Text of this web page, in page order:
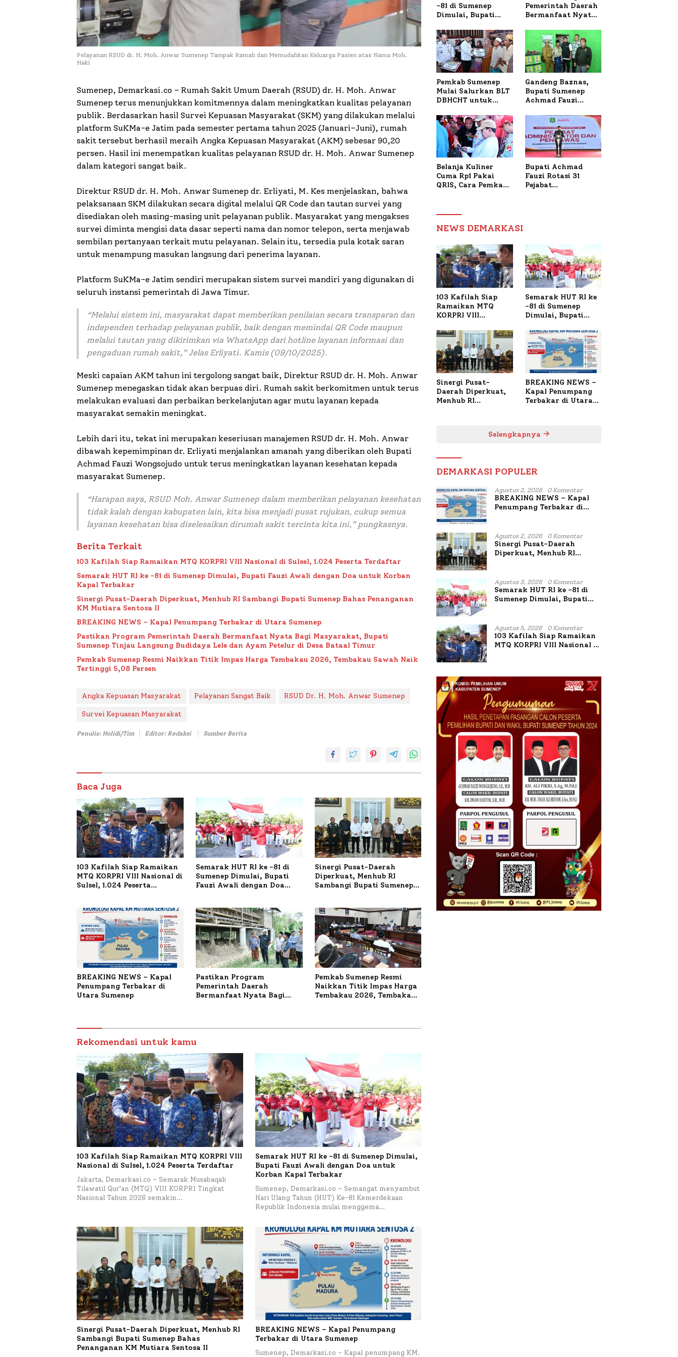
Pelayanan RSUD dr. H. Moh. Anwar Sumenep Tampak Ramah dan Memudahkan Keluarga Pasien atas Nama Moh.
Haki
Sumenep, Demarkasi.co – Rumah Sakit Umum Daerah (RSUD) dr. H. Moh. Anwar
Sumenep terus menunjukkan komitmennya dalam meningkatkan kualitas pelayanan
publik. Berdasarkan hasil Survei Kepuasan Masyarakat (SKM) yang dilakukan melalui
platform SuKMa-e Jatim pada semester pertama tahun 2025 (Januari–Juni), rumah
sakit tersebut berhasil meraih Angka Kepuasan Masyarakat (AKM) sebesar 90,20
persen. Hasil ini menempatkan kualitas pelayanan RSUD dr. H. Moh. Anwar Sumenep
dalam kategori sangat baik.
Direktur RSUD dr. H. Moh. Anwar Sumenep dr. Erliyati, M. Kes menjelaskan, bahwa
pelaksanaan SKM dilakukan secara digital melalui QR Code dan tautan survei yang
disediakan oleh masing-masing unit pelayanan publik. Masyarakat yang mengakses
survei diminta mengisi data dasar seperti nama dan nomor telepon, serta menjawab
sembilan pertanyaan terkait mutu pelayanan. Selain itu, tersedia pula kotak saran
untuk menampung masukan langsung dari penerima layanan.
Platform SuKMa-e Jatim sendiri merupakan sistem survei mandiri yang digunakan di
seluruh instansi pemerintah di Jawa Timur.
“Melalui sistem ini, masyarakat dapat memberikan penilaian secara transparan dan
independen terhadap pelayanan publik, baik dengan memindai QR Code maupun
melalui tautan yang dikirimkan via WhatsApp dari hotline layanan informasi dan
pengaduan rumah sakit,” Jelas Erliyati. Kamis (09/10/2025).
Meski capaian AKM tahun ini tergolong sangat baik, Direktur RSUD dr. H. Moh. Anwar
Sumenep menegaskan tidak akan berpuas diri. Rumah sakit berkomitmen untuk terus
melakukan evaluasi dan perbaikan berkelanjutan agar mutu layanan kepada
masyarakat semakin meningkat.
Lebih dari itu, tekat ini merupakan keseriusan manajemen RSUD dr. H. Moh. Anwar
dibawah kepemimpinan dr. Erliyati menjalankan amanah yang diberikan oleh Bupati
Achmad Fauzi Wongsojudo untuk terus meningkatkan layanan kesehatan kepada
masyarakat Sumenep.
“Harapan saya, RSUD Moh. Anwar Sumenep dalam memberikan pelayanan kesehatan
tidak kalah dengan kabupaten lain, kita bisa menjadi pusat rujukan, cukup semua
layanan kesehatan bisa diselesaikan dirumah sakit tercinta kita ini, ” pungkasnya.
Berita Terkait
103 Kafilah Siap Ramaikan MTQ KORPRI VIII Nasional di Sulsel, 1.024 Peserta Terdaftar
Semarak HUT RI ke -81 di Sumenep Dimulai, Bupati Fauzi Awali dengan Doa untuk Korban
Kapal Terbakar
Sinergi Pusat-Daerah Diperkuat, Menhub RI Sambangi Bupati Sumenep Bahas Penanganan
KM Mutiara Sentosa II
BREAKING NEWS – Kapal Penumpang Terbakar di Utara Sumenep
Pastikan Program Pemerintah Daerah Bermanfaat Nyata Bagi Masyarakat, Bupati
Sumenep Tinjau Langsung Budidaya Lele dan Ayam Petelur di Desa Bataal Timur
Pemkab Sumenep Resmi Naikkan Titik Impas Harga Tembakau 2026, Tembakau Sawah Naik
Tertinggi 5,08 Persen
Angka Kepuasan Masyarakat Pelayanan Sangat Baik RSUD Dr. H. Moh. Anwar Sumenep
Survei Kepuasan Masyarakat
Penulis: Holidi/Tim Editor: Redaksi Sumber Berita
Baca Juga
103 Kafilah Siap Ramaikan
MTQ KORPRI VIII Nasional di
Sulsel, 1.024 Peserta
Semarak HUT RI ke -81 di
Sumenep Dimulai, Bupati
Fauzi Awali dengan Doa
Sinergi Pusat-Daerah
Diperkuat, Menhub RI
Sambangi Bupati Sumenep
BREAKING NEWS – Kapal
Penumpang Terbakar di
Utara Sumenep
Pastikan Program
Pemerintah Daerah
Bermanfaat Nyata Bagi
Petelur di Desa Bataal Timur
Pemkab Sumenep Resmi
Naikkan Titik Impas Harga
Tembakau 2026, Tembakau
Rekomendasi untuk kamu
103 Kafilah Siap Ramaikan MTQ KORPRI VIII
Nasional di Sulsel, 1.024 Peserta Terdaftar
Jakarta, Demarkasi.co – Semarak Musabaqah
Tilawatil Qur’an (MTQ) VIII KORPRI Tingkat
Nasional Tahun 2026 semakin…
Semarak HUT RI ke -81 di Sumenep Dimulai,
Bupati Fauzi Awali dengan Doa untuk
Korban Kapal Terbakar
Sumenep, Demarkasi.co – Semangat menyambut
Hari Ulang Tahun (HUT) Ke-81 Kemerdekaan
Republik Indonesia mulai menggema…
Sinergi Pusat-Daerah Diperkuat, Menhub RI
Sambangi Bupati Sumenep Bahas
Penanganan KM Mutiara Sentosa II
BREAKING NEWS – Kapal Penumpang
Terbakar di Utara Sumenep
Sumenep, Demarkasi.co – Kapal penumpang KM.
-81 di Sumenep
Dimulai, Bupati
Doa untuk Korban
Kapal Terbakar
Pemerintah Daerah
Bermanfaat Nyata
Bupati Sumenep
Tinjau Langsung
Budidaya Lele dan
Ayam Petelur di
Desa Bataal Timur
Pemkab Sumenep
Mulai Salurkan BLT
DBHCHT untuk
Tani Tembakau
Gandeng Baznas,
Bupati Sumenep
Achmad Fauzi
Serahkan Bantuan
Bedah RTLH di Dua
Kecamatan
Belanja Kuliner
Cuma Rp1 Pakai
QRIS, Cara Pemkab
Bupati Achmad
Fauzi Rotasi 31
Pejabat
NEWS DEMARKASI
103 Kafilah Siap
Ramaikan MTQ
KORPRI VIII
1.024 Peserta
Terdaftar
Semarak HUT RI ke
-81 di Sumenep
Dimulai, Bupati
Doa untuk Korban
Kapal Terbakar
Sinergi Pusat-
Daerah Diperkuat,
Menhub RI
Mutiara Sentosa II
BREAKING NEWS –
Kapal Penumpang
Terbakar di Utara
Selengkapnya
DEMARKASI POPULER
Agustus 2, 2026 0 Komentar
BREAKING NEWS – Kapal
Penumpang Terbakar di
Agustus 2, 2026 0 Komentar
Sinergi Pusat-Daerah
Diperkuat, Menhub RI
Mutiara Sentosa II
Agustus 3, 2026 0 Komentar
Semarak HUT RI ke -81 di
Sumenep Dimulai, Bupati
Terbakar
Agustus 5, 2026 0 Komentar
103 Kafilah Siap Ramaikan
MTQ KORPRI VIII Nasional di